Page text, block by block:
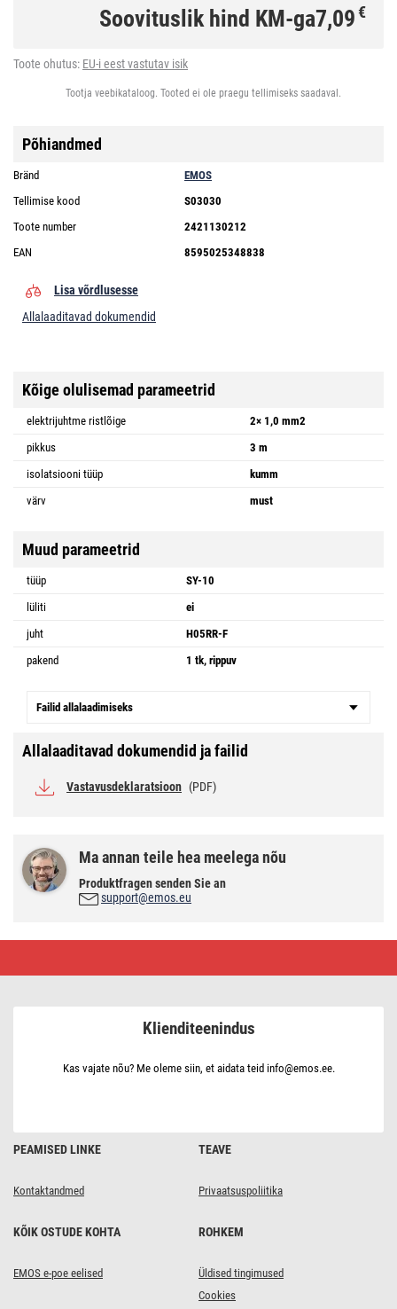
Soovituslik hind KM-ga7,09€
Toote ohutus: EU-i eest vastutav isik
Tootja veebikataloog. Tooted ei ole praegu tellimiseks saadaval.
Põhiandmed
Bränd
EMOS
Tellimise kood
S03030
Toote number
2421130212
EAN
8595025348838
Lisa võrdlusesse
Allalaaditavad dokumendid
Kõige olulisemad parameetrid
elektrijuhtme ristlõige
2× 1,0 mm2
pikkus
3 m
isolatsiooni tüüp
kumm
värv
must
Muud parameetrid
tüüp
SY-10
lüliti
ei
juht
H05RR-F
pakend
1 tk, rippuv
Failid allalaadimiseks
Allalaaditavad dokumendid ja failid
Vastavusdeklaratsioon (PDF)
Ma annan teile hea meelega nõu
Produktfragen senden Sie an
support@emos.eu
PEAMISED LINKE
Kontaktandmed
TEAVE
Privaatsuspoliitika
KÕIK OSTUDE KOHTA
EMOS e-poe eelised
ROHKEM
Üldised tingimused
Cookies
Klienditeenindus
Kas vajate nõu? Me oleme siin, et aidata teid info@emos.ee.